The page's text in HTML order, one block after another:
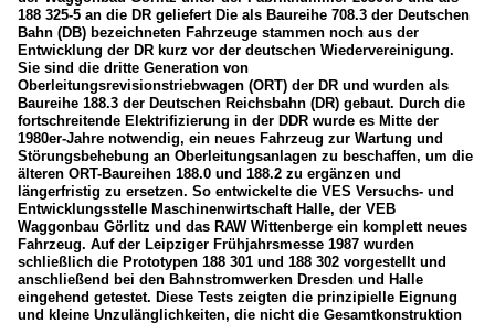
188 325-5 an die DR geliefert Die als Baureihe 708.3 der Deutschen
Bahn (DB) bezeichneten Fahrzeuge stammen noch aus der
Entwicklung der DR kurz vor der deutschen Wiedervereinigung.
Sie sind die dritte Generation von
Oberleitungsrevisionstriebwagen (ORT) der DR und wurden als
Baureihe 188.3 der Deutschen Reichsbahn (DR) gebaut. Durch die
fortschreitende Elektrifizierung in der DDR wurde es Mitte der
1980er-Jahre notwendig, ein neues Fahrzeug zur Wartung und
Störungsbehebung an Oberleitungsanlagen zu beschaffen, um die
älteren ORT-Baureihen 188.0 und 188.2 zu ergänzen und
längerfristig zu ersetzen. So entwickelte die VES Versuchs- und
Entwicklungsstelle Maschinenwirtschaft Halle, der VEB
Waggonbau Görlitz und das RAW Wittenberge ein komplett neues
Fahrzeug. Auf der Leipziger Frühjahrsmesse 1987 wurden
schließlich die Prototypen 188 301 und 188 302 vorgestellt und
anschließend bei den Bahnstromwerken Dresden und Halle
eingehend getestet. Diese Tests zeigten die prinzipielle Eignung
und kleine Unzulänglichkeiten, die nicht die Gesamtkonstruktion